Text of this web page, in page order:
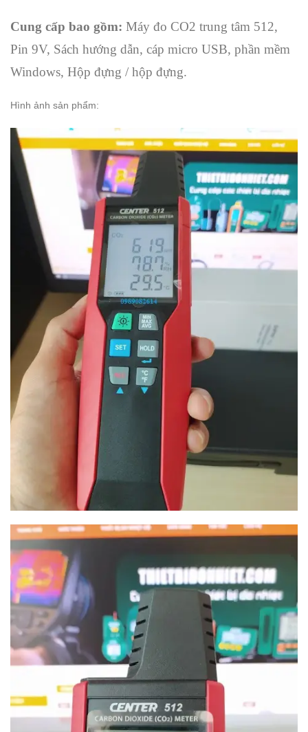
Cung cấp bao gồm: Máy đo CO2 trung tâm 512,
Pin 9V, Sách hướng dẫn, cáp micro USB, phần mềm
Windows, Hộp đựng / hộp đựng.
Hình ảnh sản phẩm: